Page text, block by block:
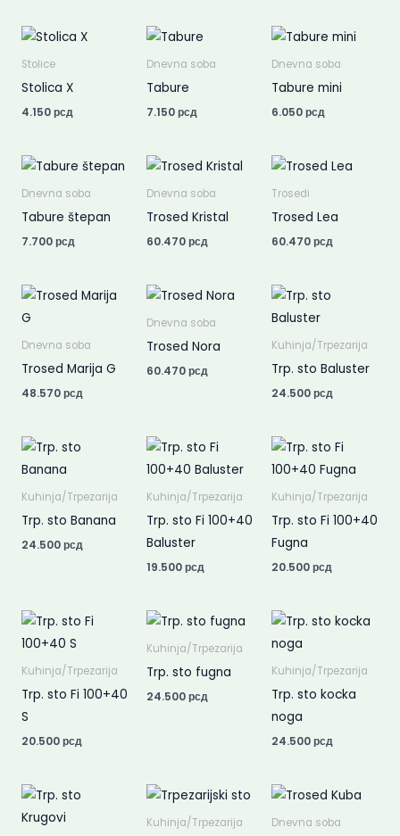
Stolice
Stolica X
4.150рсд
Dnevna soba
Tabure
7.150рсд
Dnevna soba
Tabure mini
6.050рсд
Dnevna soba
Tabure štepan
7.700рсд
Dnevna soba
Trosed Kristal
60.470рсд
Trosedi
Trosed Lea
60.470рсд
Dnevna soba
Trosed Marija G
48.570рсд
Dnevna soba
Trosed Nora
60.470рсд
Kuhinja/Trpezarija
Trp. sto Baluster
24.500рсд
Kuhinja/Trpezarija
Trp. sto Banana
24.500рсд
Kuhinja/Trpezarija
Trp. sto Fi 100+40
Baluster
19.500рсд
Kuhinja/Trpezarija
Trp. sto Fi 100+40
Fugna
20.500рсд
Kuhinja/Trpezarija
Trp. sto Fi 100+40
S
20.500рсд
Kuhinja/Trpezarija
Trp. sto fugna
24.500рсд
Kuhinja/Trpezarija
Trp. sto kocka
noga
24.500рсд
Kuhinja/Trpezarija Dnevna soba